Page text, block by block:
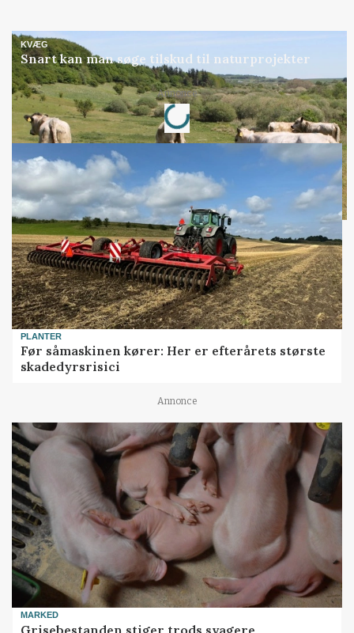
KVÆG
Snart kan man søge tilskud til naturprojekter
Annonce
Loading...
PLANTER
Før såmaskinen kører: Her er efterårets største
skadedyrsrisici
Annonce
MARKED
Grisebestanden stiger trods svagere